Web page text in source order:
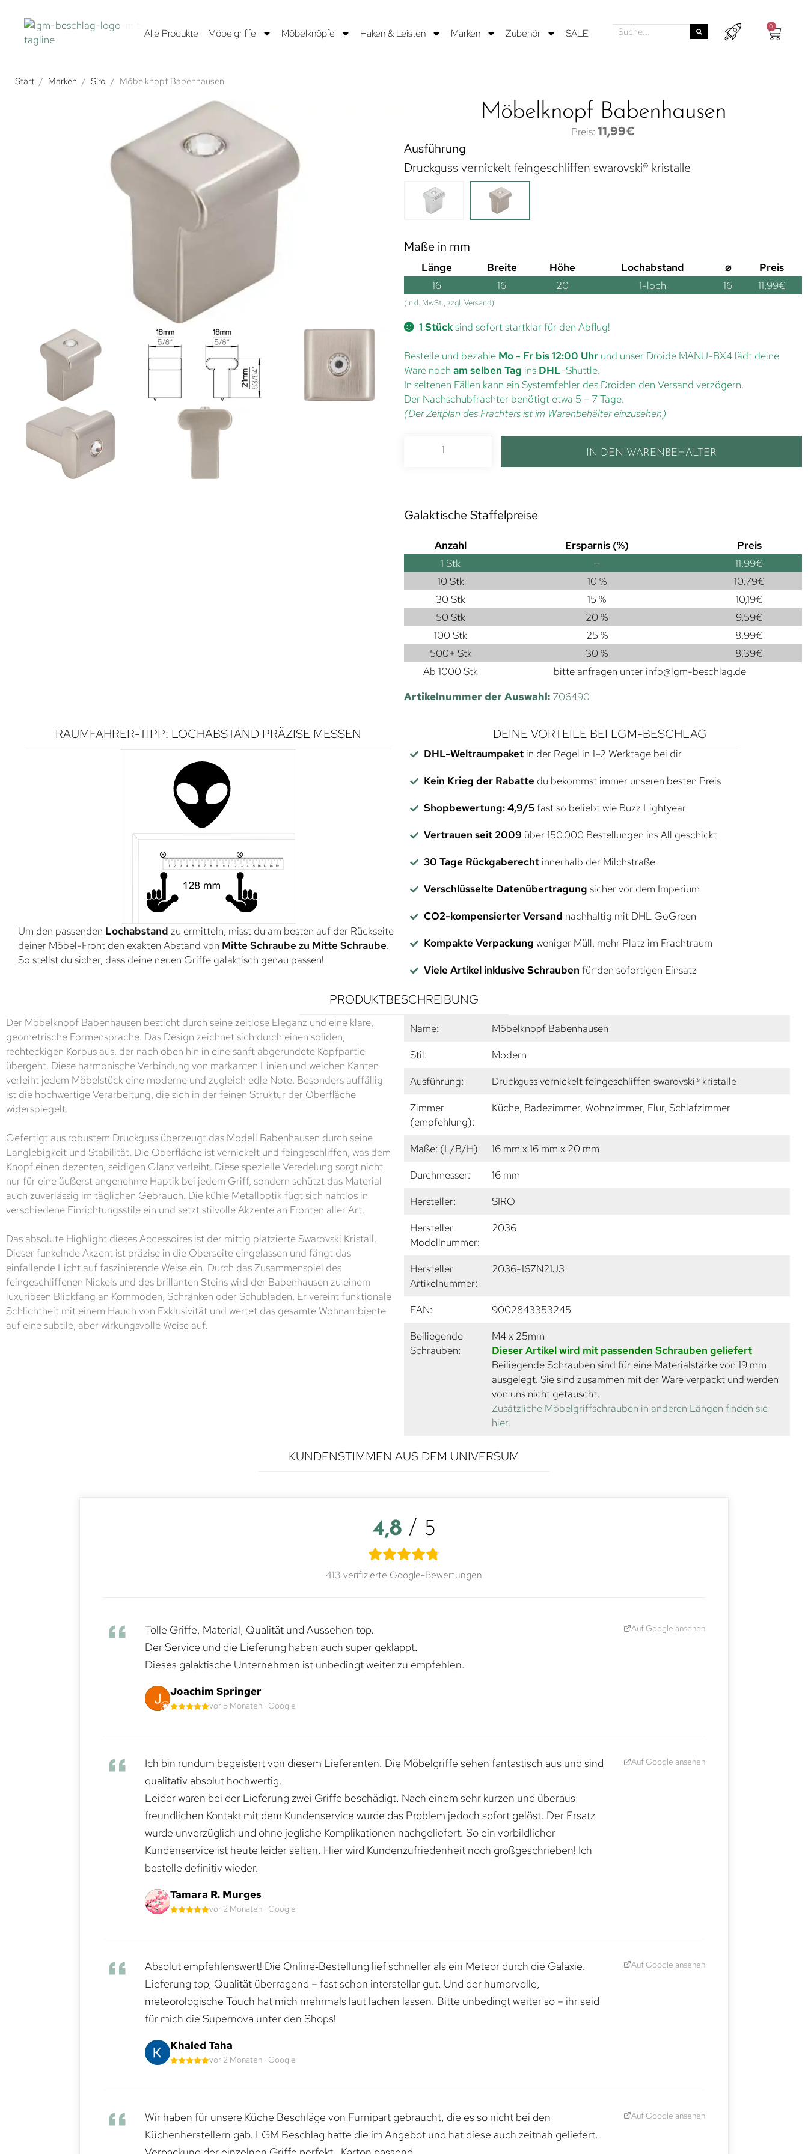
Alle Produkte Möbelgriffe Möbelknöpfe Haken & Leisten Marken Zubehör SALE
0
Start / Marken / Siro / Möbelknopf Babenhausen
Möbelknopf Babenhausen
11,99€
Ausführung
Druckguss vernickelt feingeschliffen swarovski® kristalle
Maße in mm
Länge Breite Höhe Lochabstand ⌀
Preis
16
16 20 1-loch 16 11,99€
(inkl. MwSt., zzgl. Versand)
1 Stücksind sofort startklar für den Abflug!
Bestelle und bezahle Mo - Fr bis 12:00 Uhr und unser Droide MANU-BX4 lädt deine
Ware noch am selben Tag ins DHL-Shuttle.
In seltenen Fällen kann ein Systemfehler des Droiden den Versand verzögern.
Der Nachschubfrachter benötigt etwa 5 – 7 Tage.
(Der Zeitplan des Frachters ist im Warenbehälter einzusehen)
IN DEN WARENBEHÄLTER
Galaktische Staffelpreise
Anzahl Ersparnis (%)
Preis
1 Stk — 11,99€
10 Stk
10 % 10,79€
30 Stk
15 % 10,19€
50 Stk
20 % 9,59€
100 Stk
25 % 8,99€
500+ Stk
30 % 8,39€
Ab 1000 Stk
bitte anfragen unter info@lgm-beschlag.de
Artikelnummer der Auswahl: 706490
RAUMFAHRER-TIPP: LOCHABSTAND PRÄZISE MESSEN
Um den passenden Lochabstand zu ermitteln, misst du am besten auf der Rückseite
deiner Möbel-Front den exakten Abstand von Mitte Schraube zu Mitte Schraube.
So stellst du sicher, dass deine neuen Griffe galaktisch genau passen!
DEINE VORTEILE BEI LGM-BESCHLAG
DHL-Weltraumpaketin der Regel in 1–2 Werktage bei dir
Kein Krieg der Rabatte du bekommst immer unseren besten Preis
Shopbewertung: 4,9/5fast so beliebt wie Buzz Lightyear
Vertrauen seit 2009 über 150.000 Bestellungen ins All geschickt
30 Tage Rückgaberechtinnerhalb der Milchstraße
Verschlüsselte Datenübertragung sicher vor dem Imperium
CO2-kompensierter Versand nachhaltig mit DHL GoGreen
Kompakte Verpackung weniger Müll, mehr Platz im Frachtraum
Viele Artikel inklusive Schrauben für den sofortigen Einsatz
PRODUKTBESCHREIBUNG
Der Möbelknopf Babenhausen besticht durch seine zeitlose Eleganz und eine klare,
geometrische Formensprache. Das Design zeichnet sich durch einen soliden,
rechteckigen Korpus aus, der nach oben hin in eine sanft abgerundete Kopfpartie
übergeht. Diese harmonische Verbindung von markanten Linien und weichen Kanten
verleiht jedem Möbelstück eine moderne und zugleich edle Note. Besonders auffällig
ist die hochwertige Verarbeitung, die sich in der feinen Struktur der Oberfläche
widerspiegelt.
Gefertigt aus robustem Druckguss überzeugt das Modell Babenhausen durch seine
Langlebigkeit und Stabilität. Die Oberfläche ist vernickelt und feingeschliffen, was dem
Knopf einen dezenten, seidigen Glanz verleiht. Diese spezielle Veredelung sorgt nicht
nur für eine äußerst angenehme Haptik bei jedem Griff, sondern schützt das Material
auch zuverlässig im täglichen Gebrauch. Die kühle Metalloptik fügt sich nahtlos in
verschiedene Einrichtungsstile ein und setzt stilvolle Akzente an Fronten aller Art.
Das absolute Highlight dieses Accessoires ist der mittig platzierte Swarovski Kristall.
Dieser funkelnde Akzent ist präzise in die Oberseite eingelassen und fängt das
einfallende Licht auf faszinierende Weise ein. Durch das Zusammenspiel des
feingeschliffenen Nickels und des brillanten Steins wird der Babenhausen zu einem
luxuriösen Blickfang an Kommoden, Schränken oder Schubladen. Er vereint funktionale
Schlichtheit mit einem Hauch von Exklusivität und wertet das gesamte Wohnambiente
auf eine subtile, aber wirkungsvolle Weise auf.
Name:
Möbelknopf Babenhausen
Stil:
Modern
Ausführung:
Druckguss vernickelt feingeschliffen swarovski® kristalle
Zimmer
(empfehlung):
Küche, Badezimmer, Wohnzimmer, Flur, Schlafzimmer
Maße: (L/B/H)
16 mm x 16 mm x 20 mm
Durchmesser:
16 mm
Hersteller:
SIRO
Hersteller
Modellnummer:
2036
Hersteller
Artikelnummer:
2036-16ZN21J3
EAN:
9002843353245
Beiliegende
Schrauben:
M4 x 25mm
Dieser Artikel wird mit passenden Schrauben geliefert
Beiliegende Schrauben sind für eine Materialstärke von 19 mm
ausgelegt. Sie sind zusammen mit der Ware verpackt und werden
von uns nicht getauscht.
Zusätzliche Möbelgriffschrauben in anderen Längen finden sie
hier.
KUNDENSTIMMEN AUS DEM UNIVERSUM
4,8 / 5
413 verifizierte Google-Bewertungen
Tolle Griffe, Material, Qualität und Aussehen top.
Der Service und die Lieferung haben auch super geklappt.
Dieses galaktische Unternehmen ist unbedingt weiter zu empfehlen.
Joachim Springer
vor 5 Monaten · Google
Auf Google ansehen
Ich bin rundum begeistert von diesem Lieferanten. Die Möbelgriffe sehen fantastisch aus und sind
qualitativ absolut hochwertig.
Leider waren bei der Lieferung zwei Griffe beschädigt. Nach einem sehr kurzen und überaus
freundlichen Kontakt mit dem Kundenservice wurde das Problem jedoch sofort gelöst. Der Ersatz
wurde unverzüglich und ohne jegliche Komplikationen nachgeliefert. So ein vorbildlicher
Kundenservice ist heute leider selten. Hier wird Kundenzufriedenheit noch großgeschrieben! Ich
bestelle definitiv wieder.
Tamara R. Murges
vor 2 Monaten · Google
Auf Google ansehen
Absolut empfehlenswert! Die Online‑Bestellung lief schneller als ein Meteor durch die Galaxie.
Lieferung top, Qualität überragend – fast schon interstellar gut. Und der humorvolle,
meteorologische Touch hat mich mehrmals laut lachen lassen. Bitte unbedingt weiter so – ihr seid
für mich die Supernova unter den Shops!
Khaled Taha
vor 2 Monaten · Google
Auf Google ansehen
Wir haben für unsere Küche Beschläge von Furnipart gebraucht, die es so nicht bei den
Küchenherstellern gab. LGM Beschlag hatte die im Angebot und hat diese auch zeitnah geliefert.
Auf Google ansehen